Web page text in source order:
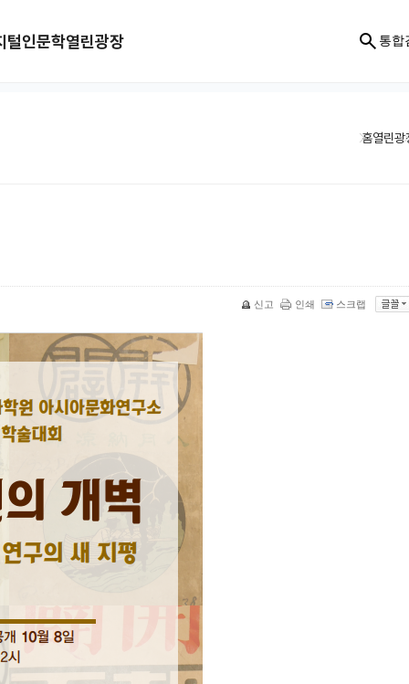
털인문학열린광장 통합
홈열린광
신고 인쇄 스크랩